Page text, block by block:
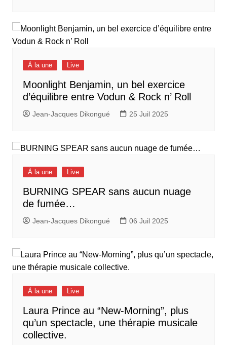
À la une Live
Moonlight Benjamin, un bel exercice
d’équilibre entre Vodun & Rock n’ Roll
Jean-Jacques Dikongué 25 Juil 2025
À la une Live
BURNING SPEAR sans aucun nuage
de fumée…
Jean-Jacques Dikongué 06 Juil 2025
À la une Live
Laura Prince au “New-Morning”, plus
qu’un spectacle, une thérapie musicale
collective.